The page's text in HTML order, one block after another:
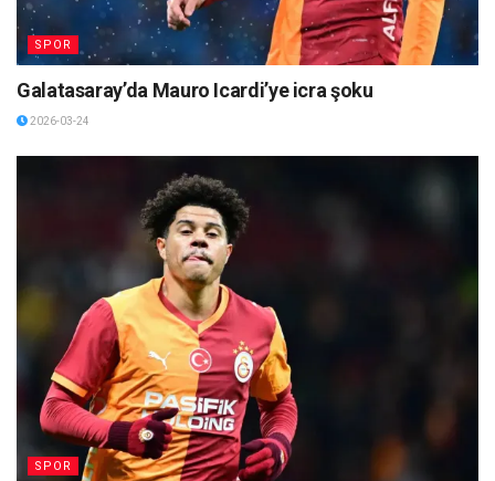
SPOR
Galatasaray’da Mauro Icardi’ye icra şoku
2026-03-24
SPOR